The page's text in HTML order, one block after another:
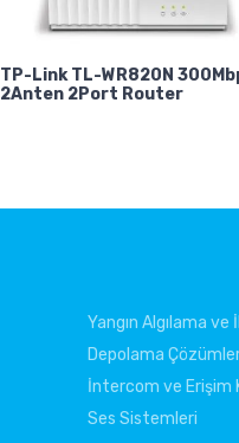
TP-Link TL-WR820N
2Anten 2Port Router
Yangın Algılama
Depolama
İntercom ve Erişim
Ses Sistemleri